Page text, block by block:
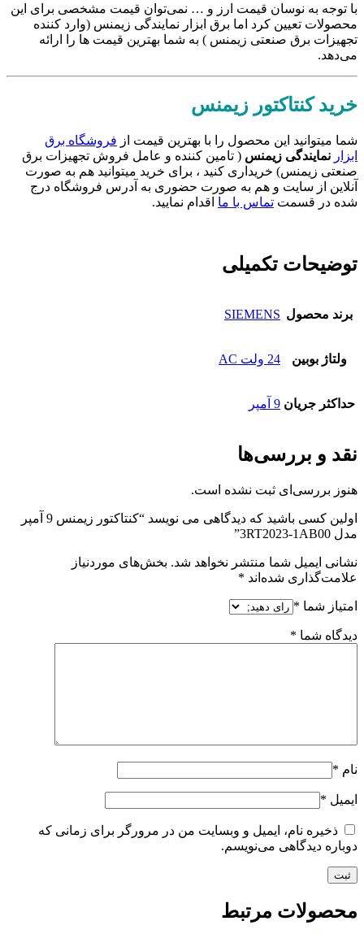
با توجه به نوسان قیمت ارز و … نمی‌توان قیمت مشخصی برای این
محصولات تعیین کرد اما برق ابزار نمایندگی زیمنس (وارد کننده
تجهیزات برق صنعتی زیمنس ) به شما بهترین قیمت ها را ارائه
می‌دهد.
خرید کنتاکتور زیمنس
شما میتوانید این محصول را با بهترین قیمت از فروشگاه برق
ابزار نمایندگی زیمنس ( تامین کننده و عامل فروش تجهیزات برق
صنعتی زیمنس) خریداری کنید ، برای خرید میتوانید هم به صورت
آنلاین از سایت و هم به صورت حضوری به آدرس فروشگاه درج
شده در قسمت تماس با ما اقدام نمایید.
توضیحات تکمیلی
برند محصول SIEMENS
ولتاژ بوبین 24 ولت AC
حداکثر جریان 9 آمپر
نقد و بررسی‌ها
هنوز بررسی‌ای ثبت نشده است.
اولین کسی باشید که دیدگاهی می نویسد “کنتاکتور زیمنس 9 آمپر
مدل 3RT2023-1AB00”
نشانی ایمیل شما منتشر نخواهد شد. بخش‌های موردنیاز
علامت‌گذاری شده‌اند *
امتیاز شما *
دیدگاه شما *
نام *
ایمیل *
ذخیره نام، ایمیل و وبسایت من در مرورگر برای زمانی که
دوباره دیدگاهی می‌نویسم.
محصولات مرتبط